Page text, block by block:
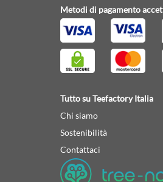
Metodi di pagamento
Tutto su Teefactory Italia
Chi siamo
Sostenibilità
Contattaci